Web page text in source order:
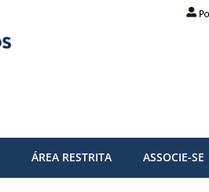
ÁREA RESTRITA ASSOCIE-SE